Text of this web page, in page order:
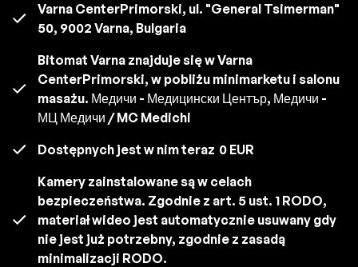
Varna CenterPrimorski, ul. "General Tsimerman"
50, 9002 Varna, Bulgaria
Bitomat Varna znajduje się w Varna
CenterPrimorski, w pobliżu minimarketu i salonu
masażu. Медичи - Медицински Център, Медичи -
МЦ Медичи / MC Medichi
Dostępnych jest w nim teraz 0 EUR
Kamery zainstalowane są w celach
bezpieczeństwa. Zgodnie z art. 5 ust. 1 RODO,
materiał wideo jest automatycznie usuwany gdy
nie jest już potrzebny, zgodnie z zasadą
minimalizacji RODO.